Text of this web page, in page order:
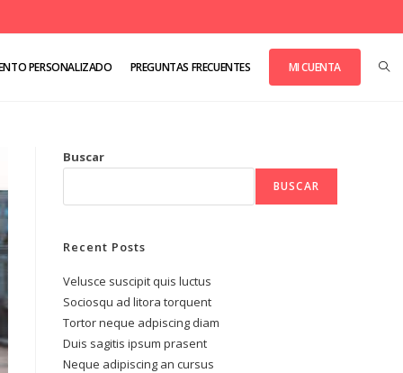
PERSONALIZADO PREGUNTAS FRECUENTES MI CUENTA
Buscar
BUSCAR
Recent Posts
Velusce suscipit quis luctus
Sociosqu ad litora torquent
Tortor neque adpiscing diam
Duis sagitis ipsum prasent
Neque adipiscing an cursus